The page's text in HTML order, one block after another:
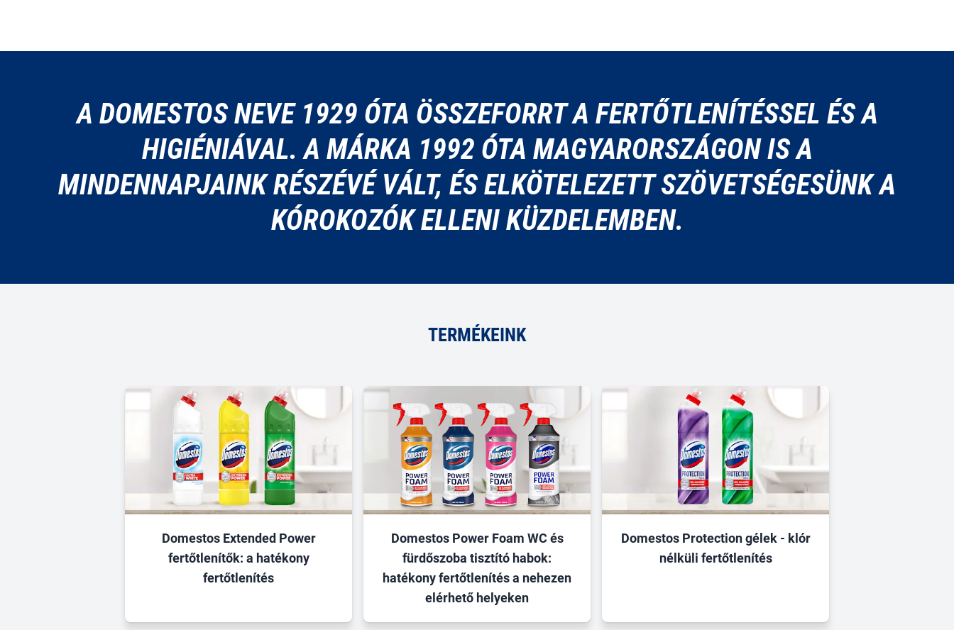
A DOMESTOS NEVE 1929 ÓTA ÖSSZEFORRT A FERTŐTLENÍTÉSSEL ÉS A
HIGIÉNIÁVAL. A MÁRKA 1992 ÓTA MAGYARORSZÁGON IS A
MINDENNAPJAINK RÉSZÉVÉ VÁLT, ÉS ELKÖTELEZETT SZÖVETSÉGESÜNK A
KÓROKOZÓK ELLENI KÜZDELEMBEN.
TERMÉKEINK
Domestos Extended Power
fertőtlenítők: a hatékony
fertőtlenítés
Domestos Power Foam WC és
fürdőszoba tisztító habok:
hatékony fertőtlenítés a nehezen
elérhető helyeken
Domestos Protection gélek - klór
nélküli fertőtlenítés